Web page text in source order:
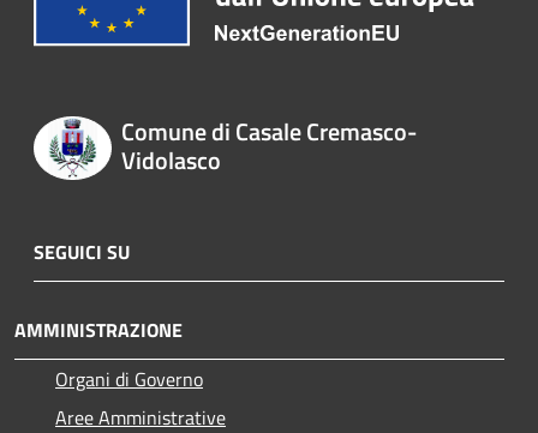
Comune di Casale Cremasco-
Vidolasco
SEGUICI SU
AMMINISTRAZIONE
Organi di Governo
Aree Amministrative